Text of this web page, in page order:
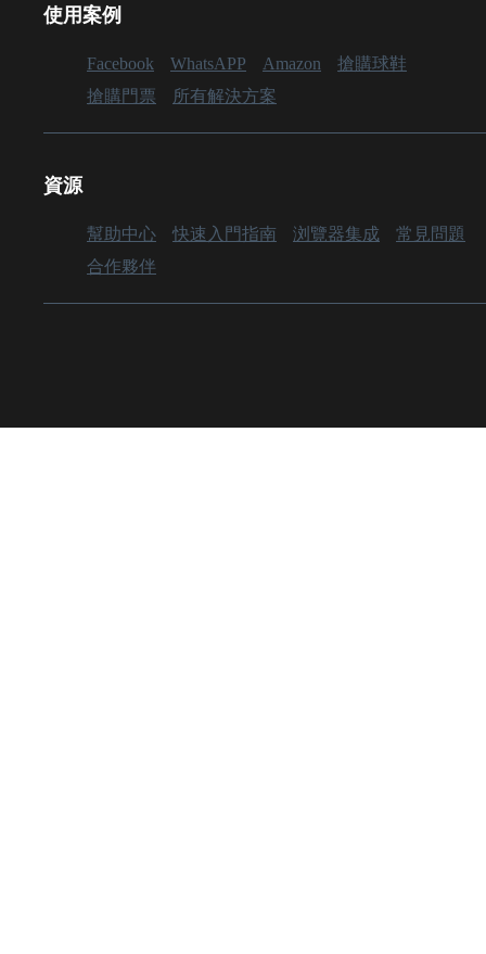
使用案例
Facebook WhatsAPP Amazon
搶購球鞋
搶購門票
所有解決方案
資源
幫助中心 快速入門指南 浏覽器集成
常見問題
合作夥伴